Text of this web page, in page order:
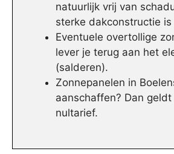
natuurlijk vrij van
sterke dakconstructie
Eventuele overtollige
lever je terug aan het
(salderen).
Zonnepanelen in
aanschaffen? Dan
nultarief.